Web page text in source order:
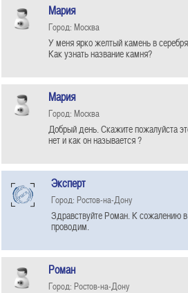
Мария
Город: Москва
У меня ярко желтый камень в
Как узнать название камня?
Мария
Город: Москва
Добрый день. Скажите пожалуйста
нет и как он называется ?
Эксперт
Город: Ростов-на-Дону
Здравствуйте Роман. К сожалению
проводим.
Роман
Город: Ростов-на-Дону